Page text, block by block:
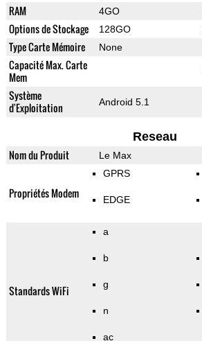
RAM 4GO
Options de Stockage 128GO
Type Carte Mémoire None
Capacité Max. Carte
Mem
Système
d'Exploitation
Android 5.1
Reseau
Nom du Produit Le Max
Propriétés Modem
GPRS
EDGE
Standards WiFi
a
b
g
n
ac